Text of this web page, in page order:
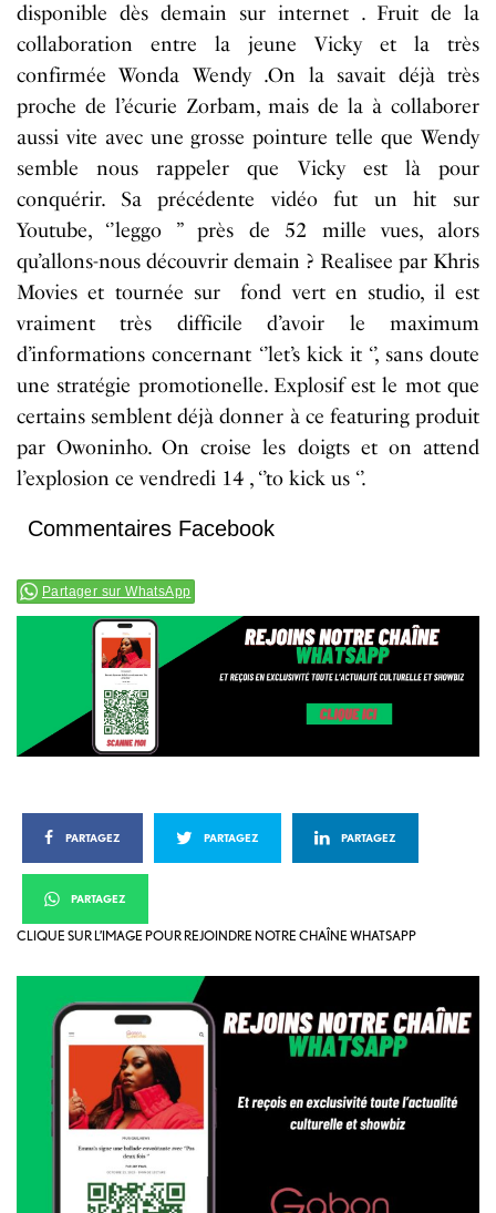
disponible dès demain sur internet . Fruit de la
collaboration entre la jeune Vicky et la très
confirmée Wonda Wendy .On la savait déjà très
proche de l’écurie Zorbam, mais de la àcollaborer
aussi vite avec une grosse pointuretelle que Wendy
semble nous rappeler que Vicky est làpour
conquérir. Saprécédente vidéofut un hit sur
Youtube, ‘’leggo ” près de 52 mille vues, alors
qu’allons-nous découvrir demain ? Realisee par Khris
Movies et tournée sur fond vert en studio, il est
vraimenttrès difficile d’avoir le maximum
d’informations concernant ‘’let’s kick it ‘’, sans doute
une stratégie promotionelle. Explosif est le mot que
certains semblent déjà donner àce featuringproduit
parOwoninho. On croise les doigts et on attend
l’explosion ce vendredi 14 , ‘’to kick us ‘’.
Commentaires Facebook
Partager sur WhatsApp
PARTAGEZ PARTAGEZ PARTAGEZ
PARTAGEZ
CLIQUE SUR L’IMAGE POUR REJOINDRE NOTRE CHAÎNE WHATSAPP